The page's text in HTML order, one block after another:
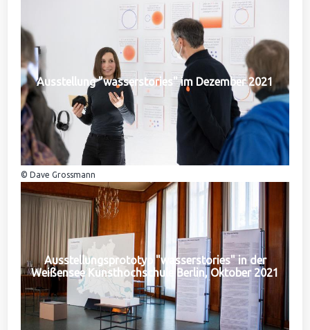
Ausstellung "wasserstories" im Dezember 2021
© Dave Grossmann
Ausstellungsprototyp "wasserstories" in der
Weißensee Kunsthochschule Berlin, Oktober 2021